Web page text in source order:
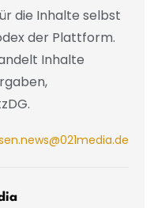
die Inhalte selbst
der Plattform.
Inhalte